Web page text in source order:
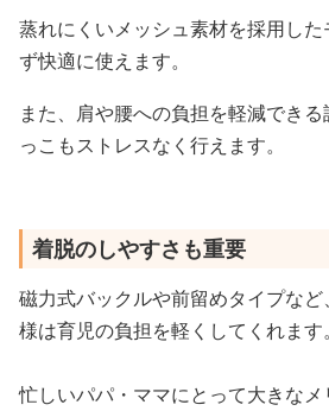
蒸れにくいメッシュ素材を採用し
ず快適に使えます。
また、肩や腰への負担を軽減でき
っこもストレスなく行えます。
着脱のしやすさも重要
磁力式バックルや前留めタイプな
様は育児の負担を軽くしてくれます。
忙しいパパ・ママにとって大きなメ